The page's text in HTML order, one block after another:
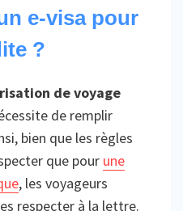
e-visa pour
?
de voyage
de remplir
bien que les règles
que pour une
, les voyageurs
respecter à la lettre.